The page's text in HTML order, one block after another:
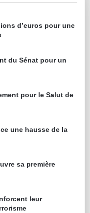
d’euros pour une
du Sénat pour un
pour le Salut de
une hausse de la
sa première
leur